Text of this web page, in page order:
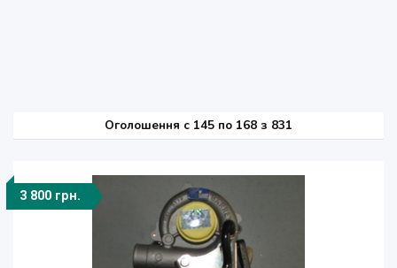
Оголошення c 145 по 168 з 831
3 800 грн.